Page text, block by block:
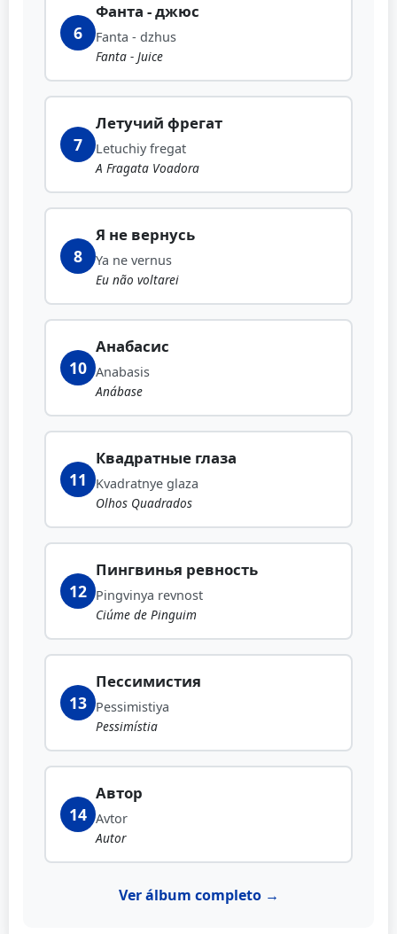
6
Фанта - джюс
Fanta - dzhus
Fanta - Juice
7
Летучий фрегат
Letuchiy fregat
A Fragata Voadora
8
Я не вернусь
Ya ne vernus
Eu não voltarei
10
Анабасис
Anabasis
Anábase
11
Квадратные глаза
Kvadratnye glaza
Olhos Quadrados
12
Пингвинья ревность
Pingvinya revnost
Ciúme de Pinguim
13
Пессимистия
Pessimistiya
Pessimístia
14
Автор
Avtor
Autor
Ver álbum completo →